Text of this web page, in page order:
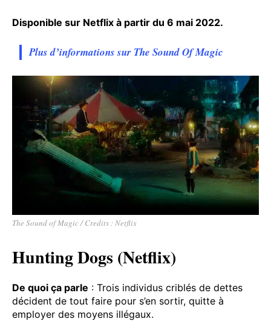
Disponible sur Netflix à partir du 6 mai 2022.
Plus d’informations sur The Sound Of Magic
The Sound of Magic / Credits : Netflix
Hunting Dogs (Netflix)
De quoi ça parle : Trois individus criblés de dettes
décident de tout faire pour s’en sortir, quitte à
employer des moyens illégaux.